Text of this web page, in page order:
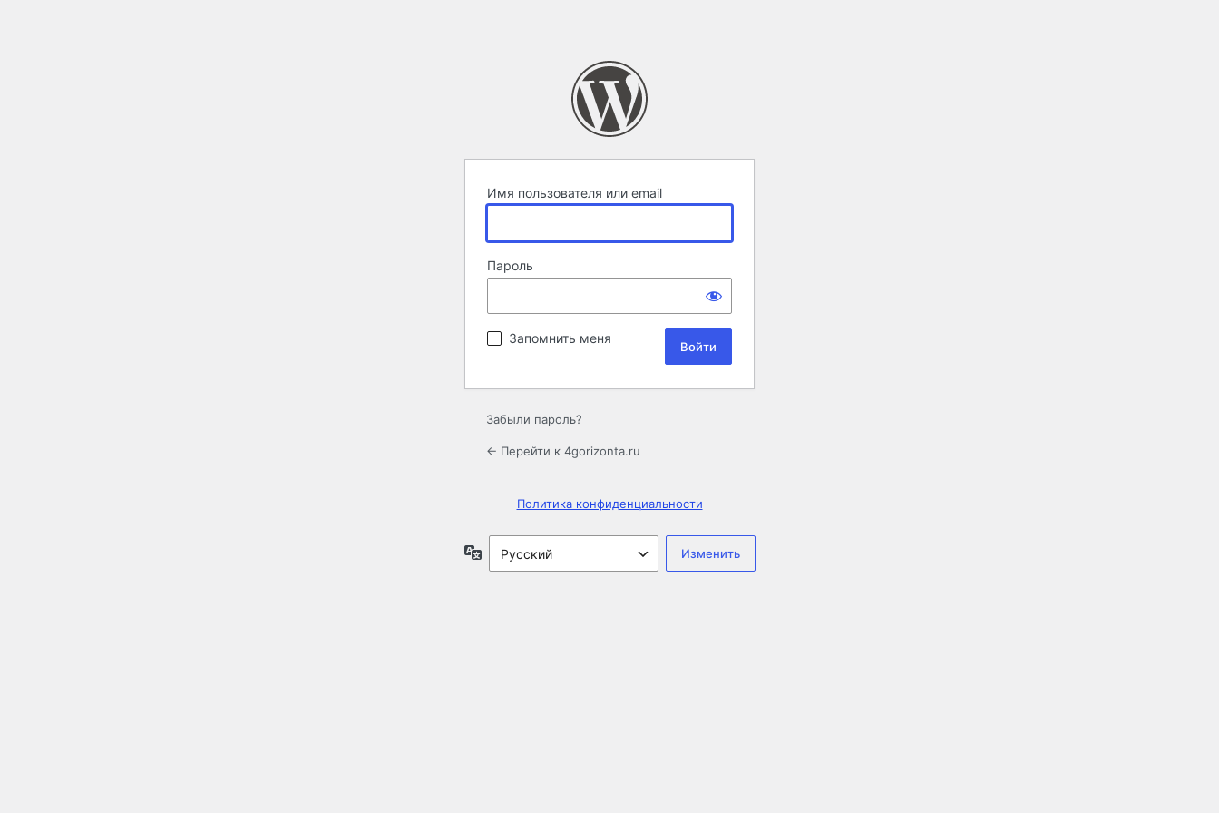
Имя пользователя или email
Пароль
Запомнить меня
Забыли пароль?
← Перейти к 4gorizonta.ru
Политика конфиденциальности
Язык